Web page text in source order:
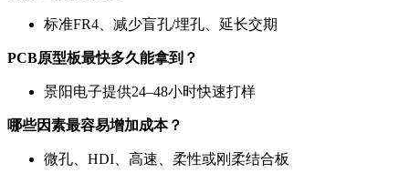
标准FR4、减少盲孔/埋孔、延长交期
PCB原型板最快多久能拿到？
景阳电子提供24–48小时快速打样
哪些因素最容易增加成本？
微孔、HDI、高速、柔性或刚柔结合板